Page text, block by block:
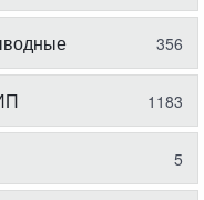
356
1183
5